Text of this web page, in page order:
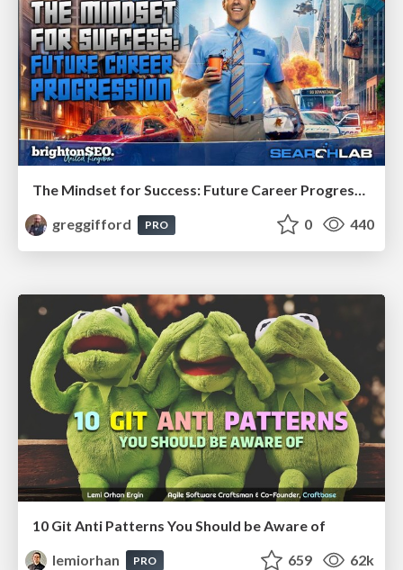
The Mindset for Success: Future Career Progression
greggifford
PRO 0 440
10 Git Anti Patterns You Should be Aware of
lemiorhan
PRO 659 62k